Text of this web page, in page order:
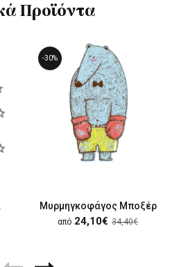
Προϊόντα
-30%
Μυρμηγκοφάγος Μποξέρ
από 24,10€ 34,40€